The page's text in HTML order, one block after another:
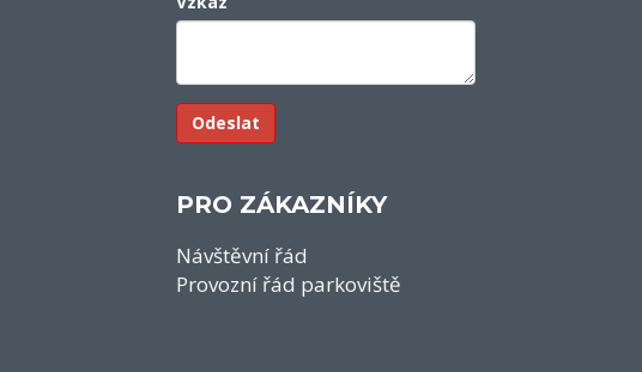
PRO ZÁKAZNÍKY
Návštěvní řád
Provozní řád parkoviště